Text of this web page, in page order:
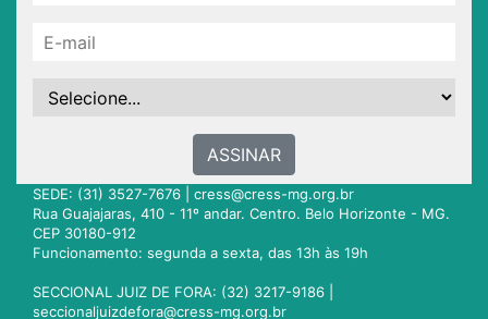
ASSINAR
SEDE: (31) 3527-7676 | cress@cress-mg.org.br
Rua Guajajaras, 410 - 11º andar. Centro. Belo Horizonte - MG.
CEP 30180-912
Funcionamento: segunda a sexta, das 13h às 19h
SECCIONAL JUIZ DE FORA: (32) 3217-9186 |
seccionaljuizdefora@cress-mg.org.br